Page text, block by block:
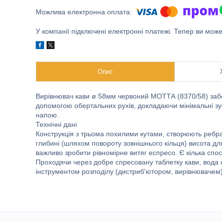
У компанії підключені електронні платежі. Тепер ви
Опис
Вирівнювач кави ø 58мм червоний МОТТА (8370/58)
допомогою обертальних рухів, докладаючи мінімальні
напою.
Технічні дані
Конструкція з трьома похилими кутами, створюють
глибині (шляхом повороту зовнішнього кільця) висота
важливо зробити рівномірне витяг еспресо. Є кілька
Проходячи через добре спресовану таблетку кави,
інструментом розподілу (дистриб'ютором,